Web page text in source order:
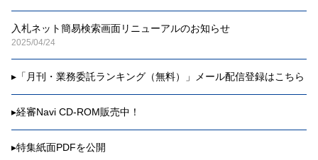
入札ネット簡易検索画面リニューアルのお知らせ
2025/04/24
▸ 「月刊・業務委託ランキング（無料）」メール配信登録はこちら
▸経審Navi CD-ROM販売中！
▸特集紙面PDFを公開